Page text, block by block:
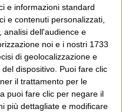
e informazioni standard
e contenuti personalizzati,
analisi dell'audience e
noi e i nostri 1733
di geolocalizzazione e
dispositivo. Puoi fare clic
il trattamento per le
puoi fare clic per negare il
più dettagliate e modificare
POST SUCCESSIVO
“Sceneggiata neoborbonica”